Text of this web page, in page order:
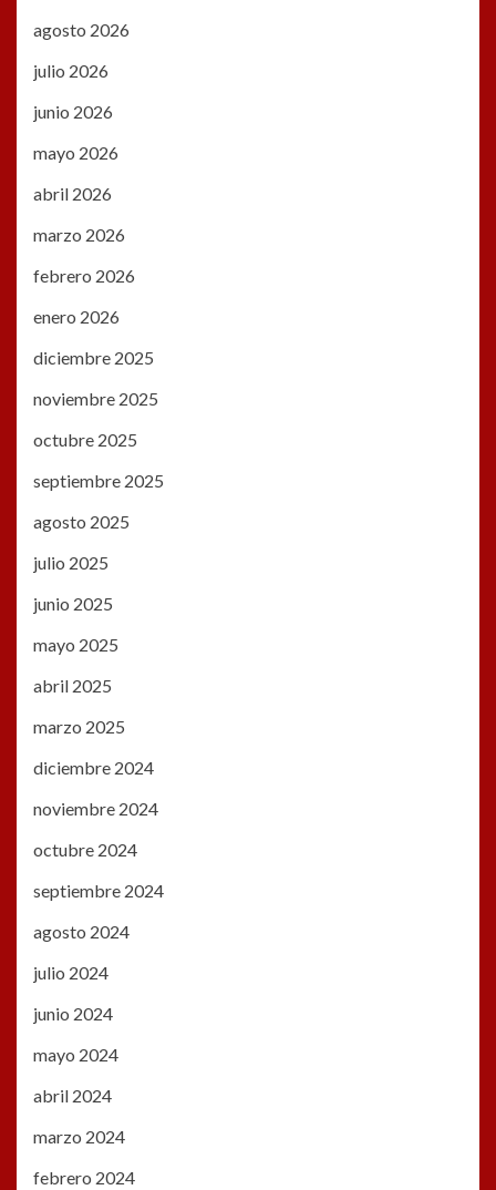
agosto 2026
julio 2026
junio 2026
mayo 2026
abril 2026
marzo 2026
febrero 2026
enero 2026
diciembre 2025
noviembre 2025
octubre 2025
septiembre 2025
agosto 2025
julio 2025
junio 2025
mayo 2025
abril 2025
marzo 2025
diciembre 2024
noviembre 2024
octubre 2024
septiembre 2024
agosto 2024
julio 2024
junio 2024
mayo 2024
abril 2024
marzo 2024
febrero 2024